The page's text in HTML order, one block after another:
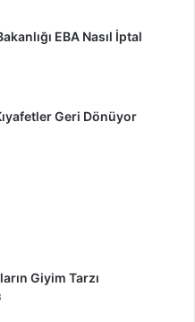
EBA Nasıl İptal
Geri Dönüyor
Giyim Tarzı